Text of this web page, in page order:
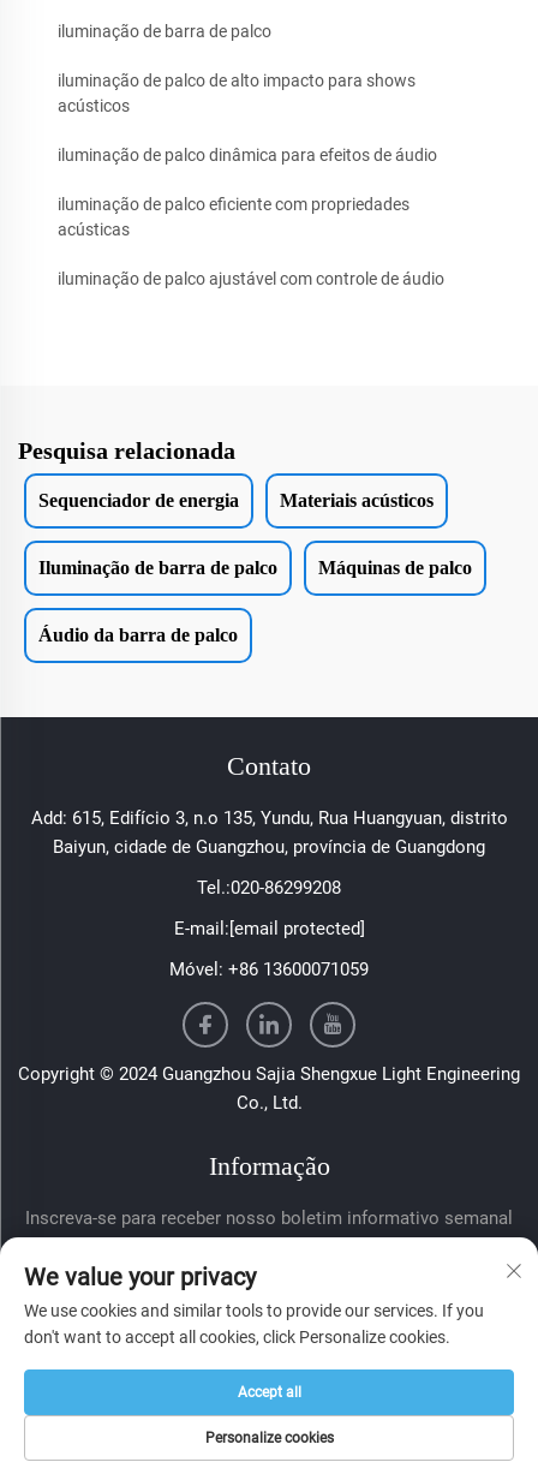
iluminação de barra de palco
iluminação de palco de alto impacto para shows
acústicos
iluminação de palco dinâmica para efeitos de áudio
iluminação de palco eficiente com propriedades
acústicas
iluminação de palco ajustável com controle de áudio
Pesquisa relacionada
Sequenciador de energia Materiais acústicos
Iluminação de barra de palco Máquinas de palco
Áudio da barra de palco
Contato
Add: 615, Edifício 3, n.o 135, Yundu, Rua Huangyuan, distrito
Baiyun, cidade de Guangzhou, província de Guangdong
Tel.:020-86299208
E-mail:[email protected]
Móvel: +86 13600071059
Copyright © 2024 Guangzhou Sajia Shengxue Light Engineering
Co., Ltd.
Informação
Inscreva-se para receber nosso boletim informativo semanal
Enviar
We value your privacy
We use cookies and similar tools to provide our services. If you
don't want to accept all cookies, click Personalize cookies.
Personalize cookies
Accept all